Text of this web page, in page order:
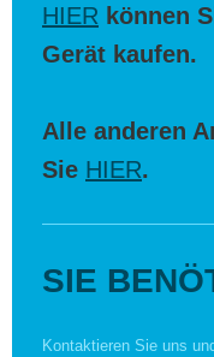
HIER können
Gerät kaufen.
Alle anderen
Sie HIER.
SIE
Kontaktieren Sie uns